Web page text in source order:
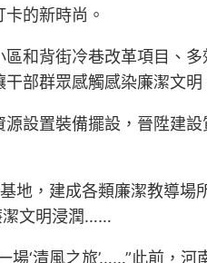
的新時尚。
和背街冷巷改革項目、
部群眾感觸感染廉潔文明
設置裝備擺設，晉陞建
地，建成各類廉潔教導
潔文明浸潤……
‘清風之旅’……”此前，